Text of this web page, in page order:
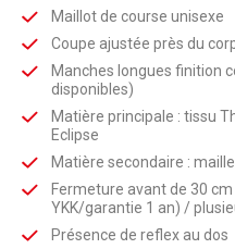
Maillot de course unisexe
Coupe ajustée près du
Manches longues finition
disponibles)
Matière principale : tissu
Eclipse
Matière secondaire :
Fermeture avant de 30
YKK/garantie 1 an) /
Présence de reflex au dos